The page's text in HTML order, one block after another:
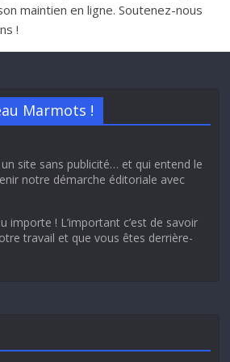
maintien en ligne. Soutenez-nous
!
Marmots !
site sans publicité… et qui entend le
notre démarche éditoriale avec
importe ! L’important c’est de savoir
travail et que vous êtes derrière-